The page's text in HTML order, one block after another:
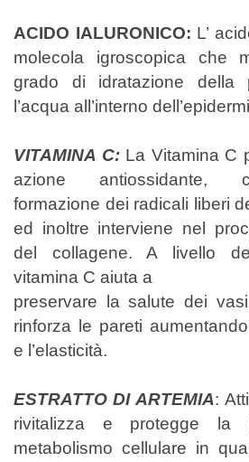
ACIDO IALURONICO: L’
molecola igroscopica che
grado di idratazione della
l’acqua all’interno
VITAMINA C: La Vitamina C
azione antiossidante,
formazione dei radicali liberi
ed inoltre interviene nel
del collagene. A livello
vitamina C aiuta a
preservare la salute dei
rinforza le pareti
e l’elasticità.
ESTRATTO DI ARTEMIA:
rivitalizza e protegge la
metabolismo cellulare in